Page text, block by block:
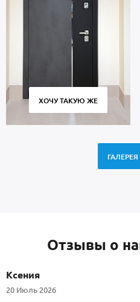
ХОЧУ ТАКУЮ ЖЕ
Отзывы о
Ксения
20 Июль 2026